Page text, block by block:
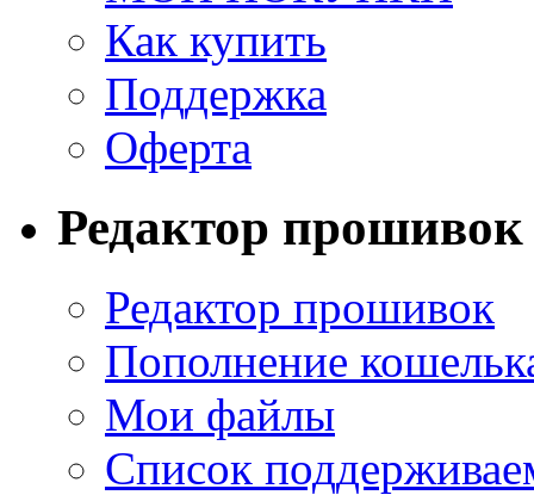
Как купить
Поддержка
Оферта
Редактор прошивок
Редактор прошивок
Пополнение
Мои файлы
Список